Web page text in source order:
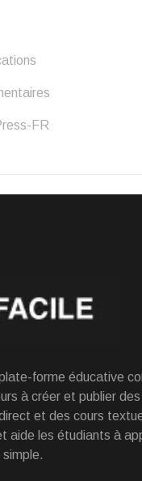
FR
forme éducative
à créer et publier
et des cours
aide les étudiants à